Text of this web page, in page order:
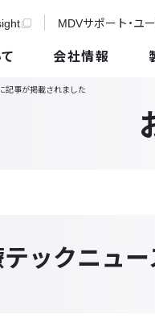
MDVサポート・ユ
会社情報
記事が掲載されました
テックニュ